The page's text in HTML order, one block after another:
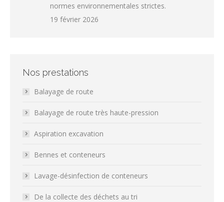
normes environnementales strictes.
19 février 2026
Nos prestations
Balayage de route
Balayage de route très haute-pression
Aspiration excavation
Bennes et conteneurs
Lavage-désinfection de conteneurs
De la collecte des déchets au tri